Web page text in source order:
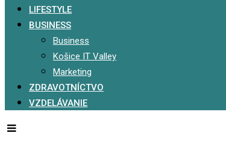
LIFESTYLE
BUSINESS
Business
Košice IT Valley
Marketing
ZDRAVOTNÍCTVO
VZDELÁVANIE